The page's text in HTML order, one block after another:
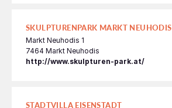
SKULPTURENPARK MARKT NEUHODIS
Markt Neuhodis 1
7464 Markt Neuhodis
http://www.skulpturen-park.at/
STADTVILLA EISENSTADT